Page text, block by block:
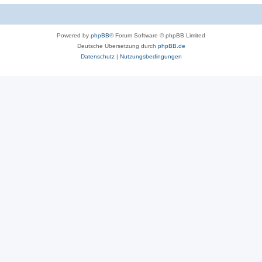
Powered by phpBB® Forum Software © phpBB Limited
Deutsche Übersetzung durch phpBB.de
Datenschutz| Nutzungsbedingungen